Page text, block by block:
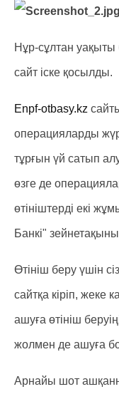
Нұр-сұлтан
сайт іске қосылды.
Еnpf-otbasy.kz
операцияларды
тұрғын үй сатып
өзге де
өтініштерді екі
Банкі"
Өтініш беру үшін
сайтқа кіріп, жеке
ашуға өтініш
жолмен де ашуға
Арнайы шот